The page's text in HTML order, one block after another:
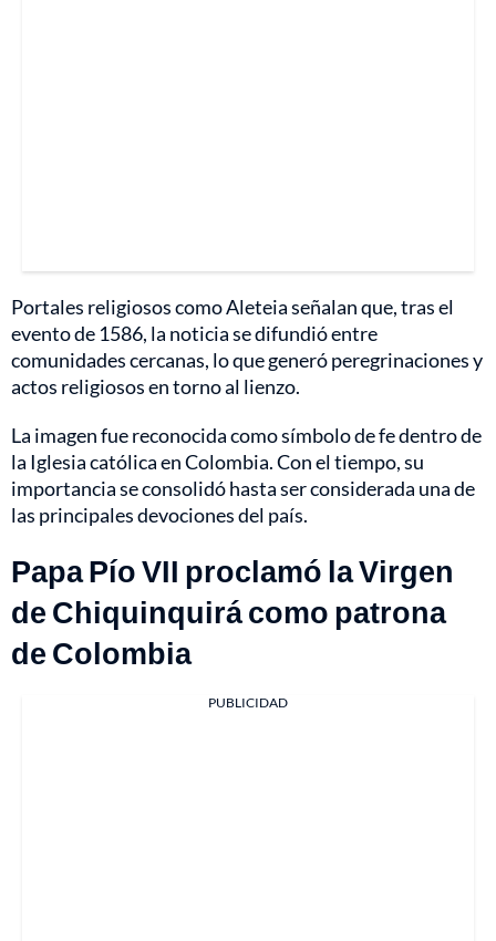
Portales religiosos como Aleteia señalan que, tras el
evento de 1586, la noticia se difundió entre
comunidades cercanas, lo que generó peregrinaciones y
actos religiosos en torno al lienzo.
La imagen fue reconocida como símbolo de fe dentro de
la Iglesia católica en Colombia. Con el tiempo, su
importancia se consolidó hasta ser considerada una de
las principales devociones del país.
Papa Pío VII proclamó la Virgen
de Chiquinquirá como patrona
de Colombia
PUBLICIDAD